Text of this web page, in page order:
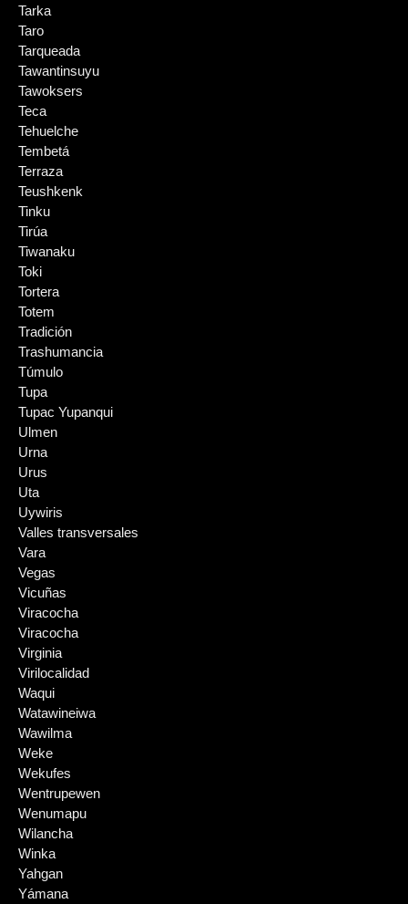
Tarka
Taro
Tarqueada
Tawantinsuyu
Tawoksers
Teca
Tehuelche
Tembetá
Terraza
Teushkenk
Tinku
Tirúa
Tiwanaku
Toki
Tortera
Totem
Tradición
Trashumancia
Túmulo
Tupa
Tupac Yupanqui
Ulmen
Urna
Urus
Uta
Uywiris
Valles transversales
Vara
Vegas
Vicuñas
Viracocha
Viracocha
Virginia
Virilocalidad
Waqui
Watawineiwa
Wawilma
Weke
Wekufes
Wentrupewen
Wenumapu
Wilancha
Winka
Yahgan
Yámana